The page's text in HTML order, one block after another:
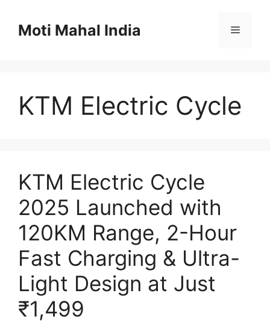
contentMoti Mahal India Menu
KTM Electric Cycle
KTM Electric Cycle
2025 Launched with
120KM Range, 2-Hour
Fast Charging & Ultra-
Light Design at Just
₹1,499